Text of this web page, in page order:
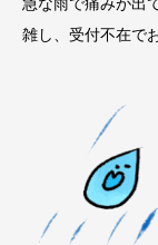
急な雨で痛みが出
雑し、受付不在で